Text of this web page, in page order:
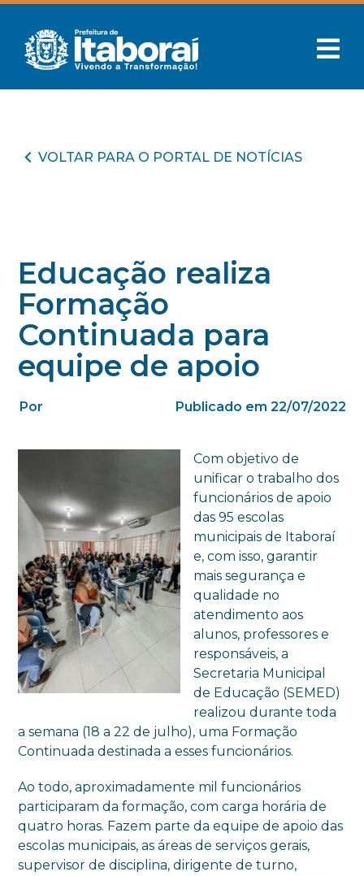
VOLTAR PARA O PORTAL DE NOTÍCIAS
Educação realiza
Formação
Continuada para
equipe de apoio
Por Publicado em 22/07/2022
Com objetivo de
unificar o trabalho dos
funcionários de apoio
das 95 escolas
municipais de Itaboraí
e, com isso, garantir
mais segurança e
qualidade no
atendimento aos
alunos, professores e
responsáveis, a
Secretaria Municipal
de Educação (SEMED)
realizou durante toda
a semana (18 a 22 de julho), uma Formação
Continuada destinada a esses funcionários.
Ao todo, aproximadamente mil funcionários
participaram da formação, com carga horária de
quatro horas. Fazem parte da equipe de apoio das
escolas municipais, as áreas de serviços gerais,
supervisor de disciplina, dirigente de turno,